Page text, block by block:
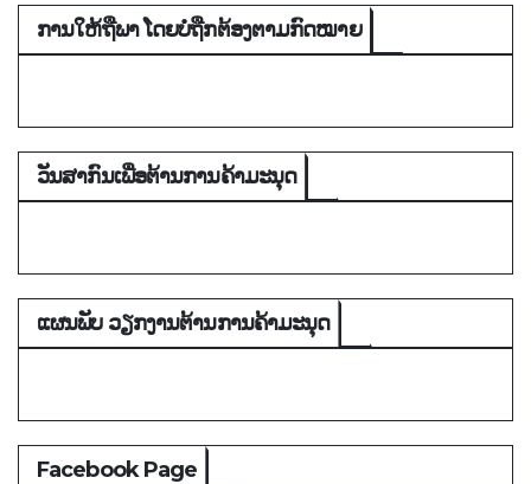
ການໃຫ້ຖືພາ ໂດຍບໍ່ຖືກຕ້ອງຕາມກົດໝາຍ
ວັນສາກົນເພື່ອຕ້ານການຄ້າມະນຸດ
ແຜນພັບ ວຽກງານຕ້ານການຄ້າມະນຸດ
Facebook Page